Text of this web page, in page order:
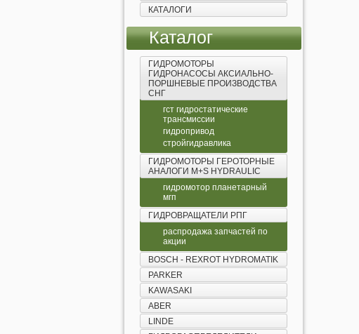
КАТАЛОГИ
Каталог
ГИДРОМОТОРЫ
ГИДРОНАСОСЫ АКСИАЛЬНО-
ПОРШНЕВЫЕ ПРОИЗВОДСТВА
СНГ
гст гидростатические
трансмиссии
гидропривод
стройгидравлика
ГИДРОМОТОРЫ ГЕРОТОРНЫЕ
АНАЛОГИ М+S HYDRAULIC
гидромотор планетарный
мгп
ГИДРОВРАЩАТЕЛИ РПГ
распродажа запчастей по
акции
BOSCH - REXROT HYDROMATIK
PARKER
KAWASAKI
ABER
LINDE